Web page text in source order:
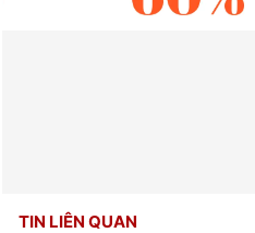
TIN LIÊN QUAN